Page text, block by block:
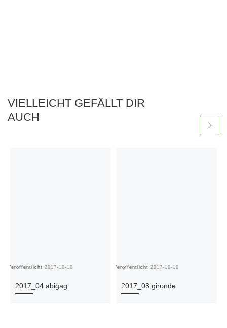
VIELLEICHT GEFÄLLT DIR
AUCH
Veröffentlicht2017-10-10
2017_04 abigag
Veröffentlicht2017-10-10
2017_08 gironde